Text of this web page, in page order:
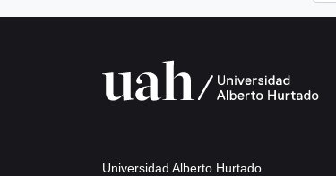
Universidad Alberto Hurtado